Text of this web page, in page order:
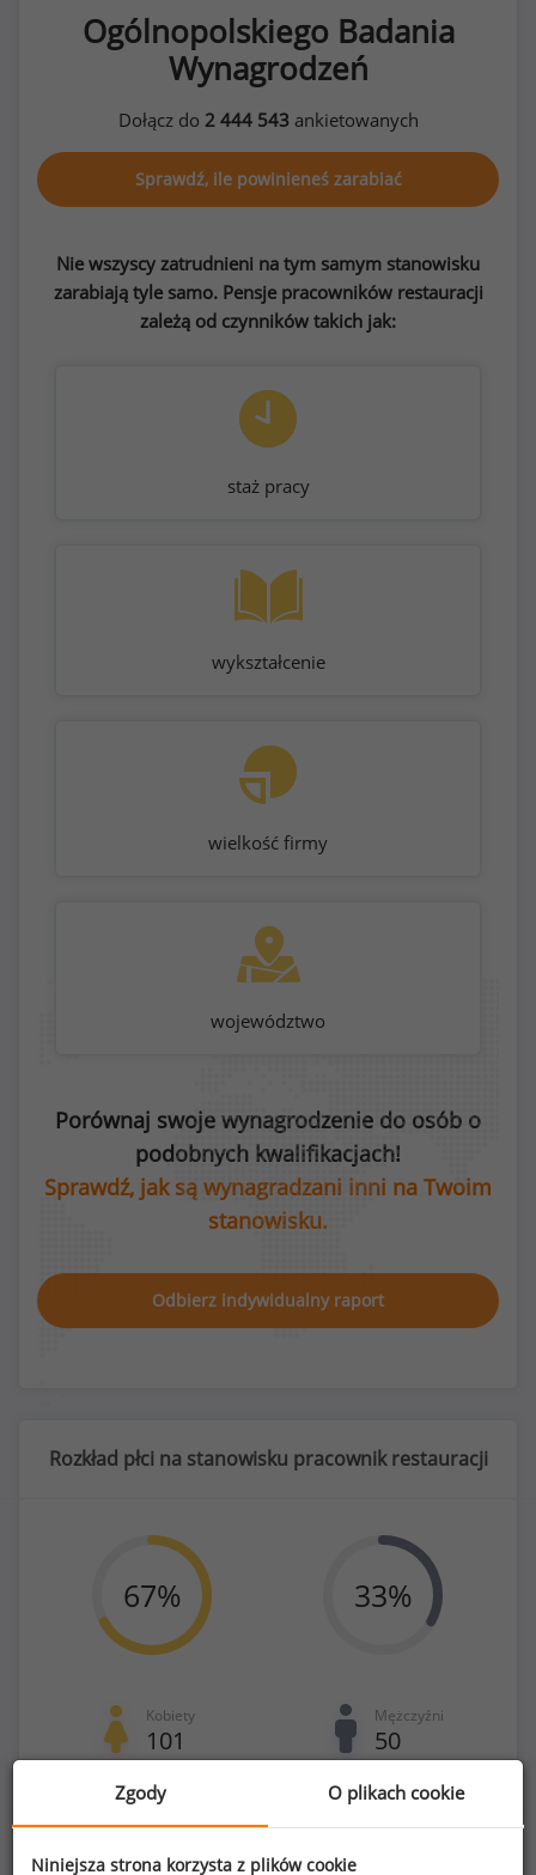
Ogólnopolskiego Badania
Wynagrodzeń
Dołącz do 2 444 543ankietowanych
Sprawdź, ile powinieneś zarabiać
Nie wszyscy zatrudnieni na tym samym stanowisku
zarabiają tyle samo. Pensje pracowników restauracji
zależą od czynników takich jak:
staż pracy
wykształcenie
wielkość firmy
województwo
Porównaj swoje wynagrodzenie do osób o
podobnych kwalifikacjach!
Sprawdź, jak są wynagradzani inni na Twoim
stanowisku.
Odbierz indywidualny raport
Rozkład płci na stanowisku pracownik restauracji
67%
Kobiety
101
33%
Mężczyźni
50
Zgody O plikach cookie
Niniejsza strona korzysta z plików cookie